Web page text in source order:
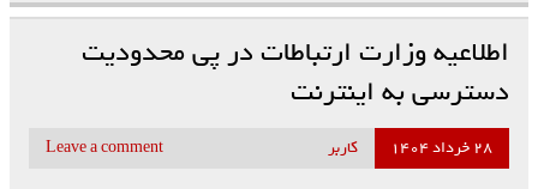
اطلاعیه وزارت ارتباطات در پی محدودیت
دسترسی به اینترنت
۲۸ خرداد ۱۴۰۴ کاربر Leave a comment